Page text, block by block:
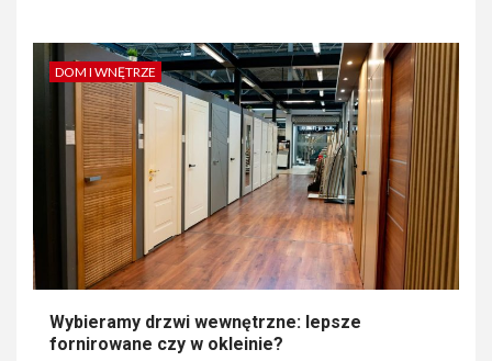
DOM I WNĘTRZE
Wybieramy drzwi wewnętrzne: lepsze
fornirowane czy w okleinie?